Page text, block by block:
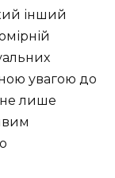
інший
увагою до
не лише